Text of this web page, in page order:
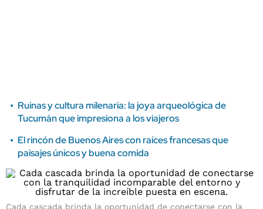
Ruinas y cultura milenaria: la joya arqueológica de
Tucumán que impresiona a los viajeros
El rincón de Buenos Aires con raíces francesas que
paisajes únicos y buena comida
Cada cascada brinda la oportunidad de conectarse con la